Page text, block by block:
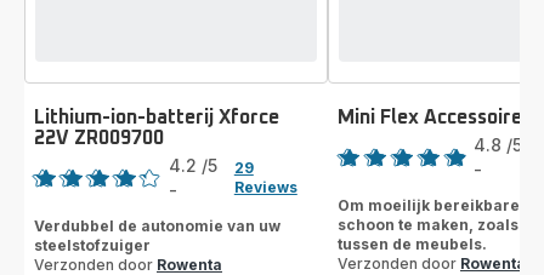
Lithium-ion-batterij Xforce
22V ZR009700
Score
4.2 /5
-
29
Reviews
Verdubbel de autonomie van uw
steelstofzuiger
Verzonden door Rowenta
Mini Flex Accessoire
Score
4.8 /5
-
Om moeilijk bereikbare
schoon te maken, zoals in
tussen de meubels.
Verzonden door Rowenta